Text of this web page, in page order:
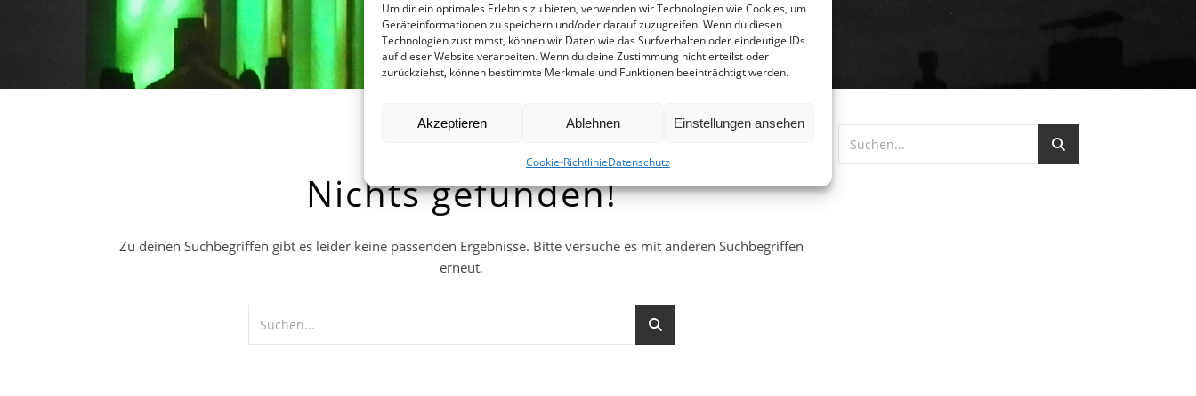
Um dir ein optimales Erlebnis zu bieten, verwenden wir Technologien wie Cookies, um
Geräteinformationen zu speichern und/oder darauf zuzugreifen. Wenn du diesen
Technologien zustimmst, können wir Daten wie das Surfverhalten oder eindeutige IDs
auf dieser Website verarbeiten. Wenn du deine Zustimmung nicht erteilst oder
zurückziehst, können bestimmte Merkmale und Funktionen beeinträchtigt werden.
Akzeptieren Ablehnen Einstellungen ansehen
Cookie-RichtlinieDatenschutz
Nichts gefunden!
Zu deinen Suchbegriffen gibt es leider keine passenden Ergebnisse. Bitte versuche es mit anderen Suchbegriffen
erneut.